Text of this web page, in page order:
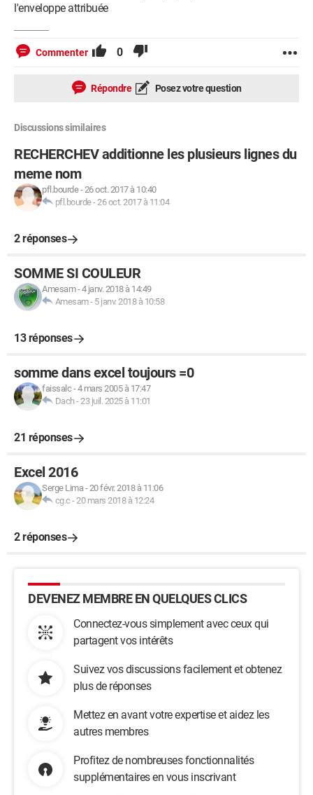
l'enveloppe attribuée
Commenter 0
Répondre Posez votre question
Discussions similaires
RECHERCHEV additionne les plusieurs lignes du
meme nom
pfl.bourde-26 oct. 2017 à 10:40
pfl.bourde-26 oct. 2017 à 11:04
2 réponses
SOMME SI COULEUR
Amesam-4 janv. 2018 à 14:49
Amesam- 5 janv. 2018 à 10:58
13 réponses
somme dans excel toujours =0
faissalc -4 mars 2005 à 17:47
Dach-23 juil. 2025 à 11:01
21 réponses
Excel 2016
Serge Lima-20 févr. 2018 à 11:06
cg.c -20 mars 2018 à 12:24
2 réponses
DEVENEZ MEMBRE EN QUELQUES CLICS
Connectez-vous simplement avec ceux qui
partagent vos intérêts
Suivez vos discussions facilement et obtenez
plus de réponses
Mettez en avant votre expertise et aidez les
autres membres
Profitez de nombreuses fonctionnalités
supplémentaires en vous inscrivant